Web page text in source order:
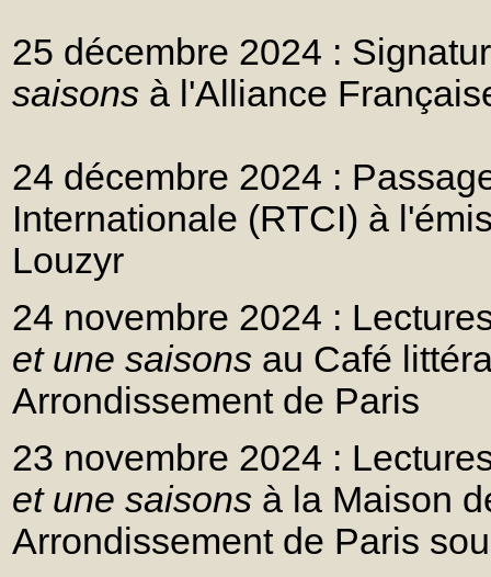
25 décembre 2024 :
saisons à l'Alliance
24 décembre 2024 :
Internationale (RTCI) à
Louzyr
24 novembre 2024 :
et une saisons au Café
Arrondissement de Paris
23 novembre 2024 :
et une saisons à la Maison
Arrondissement de Paris